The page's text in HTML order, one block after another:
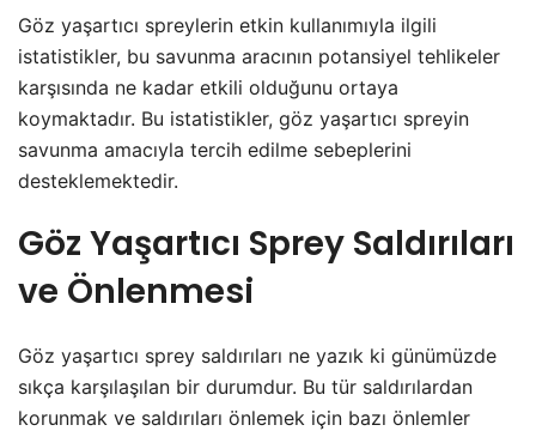
Göz yaşartıcı spreylerin etkin kullanımıyla ilgili
istatistikler, bu savunma aracının potansiyel tehlikeler
karşısında ne kadar etkili olduğunu ortaya
koymaktadır. Bu istatistikler, göz yaşartıcı spreyin
savunma amacıyla tercih edilme sebeplerini
desteklemektedir.
Göz Yaşartıcı Sprey Saldırıları
ve Önlenmesi
Göz yaşartıcı sprey saldırıları ne yazık ki günümüzde
sıkça karşılaşılan bir durumdur. Bu tür saldırılardan
korunmak ve saldırıları önlemek için bazı önlemler